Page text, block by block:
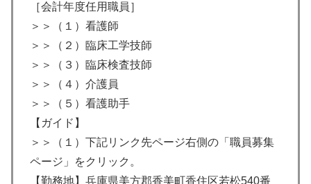
［会計年度任用職員］
＞＞（１）看護師
＞＞（２）臨床工学技師
＞＞（３）臨床検査技師
＞＞（４）介護員
＞＞（５）看護助手
【ガイド】
＞＞（１）下記リンク先ページ右側の「職員募集
ページ」をクリック。
【勤務地】兵庫県美方郡香美町香住区若松540番